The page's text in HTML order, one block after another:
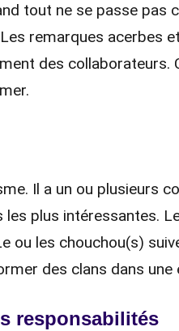
tout ne se passe pas
remarques acerbes
des collaborateurs.
Il a un ou plusieurs
plus intéressantes.
ou les chouchou(s)
des clans dans une
responsabilités